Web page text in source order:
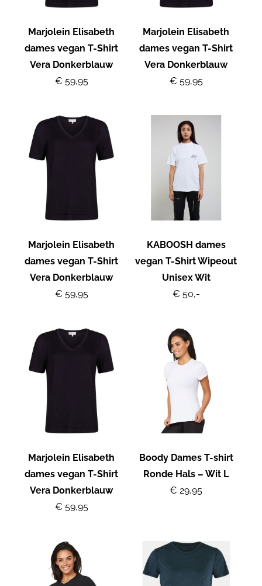
Marjolein Elisabeth
dames vegan T-Shirt
Vera Donkerblauw
€ 59,95
Marjolein Elisabeth
dames vegan T-Shirt
Vera Donkerblauw
€ 59,95
Marjolein Elisabeth
dames vegan T-Shirt
Vera Donkerblauw
€ 59,95
KABOOSH dames
vegan T-Shirt Wipeout
Unisex Wit
€ 50,-
Marjolein Elisabeth
dames vegan T-Shirt
Vera Donkerblauw
€ 59,95
Boody Dames T-shirt
Ronde Hals – Wit L
€ 29,95